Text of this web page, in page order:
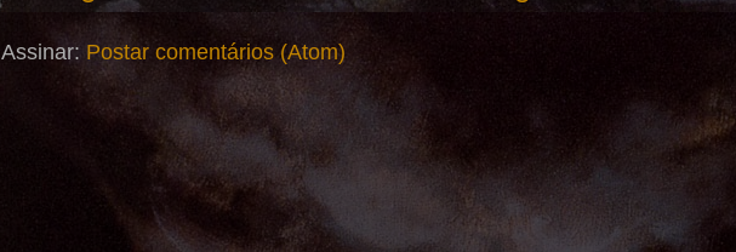
Assinar: Postar comentários (Atom)